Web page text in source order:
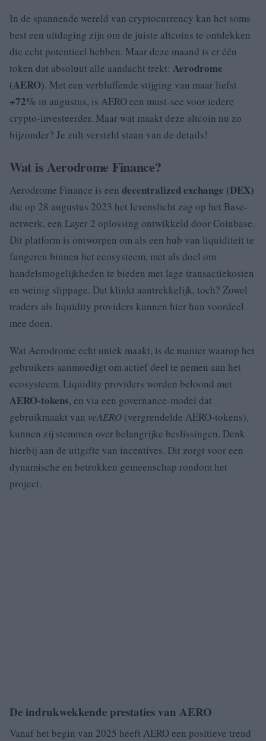
In de spannende wereld van cryptocurrency kan het soms
best een uitdaging zijn om de juiste altcoins te ontdekken
die echt potentieel hebben. Maar deze maand is er één
token dat absoluut alle aandacht trekt: Aerodrome
(AERO). Met een verbluffende stijging van maar liefst
+72% in augustus, is AERO een must-see voor iedere
crypto-investeerder. Maar wat maakt deze altcoin nu zo
bijzonder? Je zult versteld staan van de details!
Wat is Aerodrome Finance?
Aerodrome Finance is een decentralized exchange (DEX)
die op 28 augustus 2023 het levenslicht zag op het Base-
netwerk, een Layer 2 oplossing ontwikkeld door Coinbase.
Dit platform is ontworpen om als een hub van liquiditeit te
fungeren binnen het ecosysteem, met als doel om
handelsmogelijkheden te bieden met lage transactiekosten
en weinig slippage. Dat klinkt aantrekkelijk, toch? Zowel
traders als liquidity providers kunnen hier hun voordeel
mee doen.
Wat Aerodrome echt uniek maakt, is de manier waarop het
gebruikers aanmoedigt om actief deel te nemen aan het
ecosysteem. Liquidity providers worden beloond met
AERO-tokens, en via een governance-model dat
gebruikmaakt van veAERO (vergrendelde AERO-tokens),
kunnen zij stemmen over belangrijke beslissingen. Denk
hierbij aan de uitgifte van incentives. Dit zorgt voor een
dynamische en betrokken gemeenschap rondom het
project.
De indrukwekkende prestaties van AERO
Vanaf het begin van 2025 heeft AERO een positieve trend